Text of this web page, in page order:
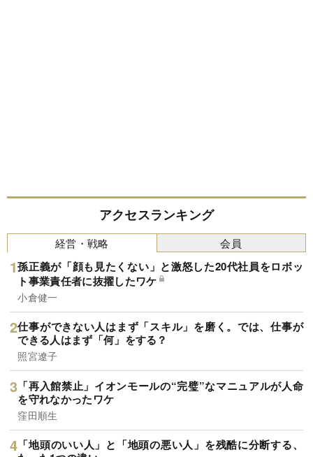
アクセスランキング
経営・戦略
孫正義が「顔も見たくない」と激怒した20代社員をロボッ
ト事業責任者に抜擢したワケ
小倉健一
仕事ができない人はまず「スキル」を磨く。では、仕事が
できる人はまず「何」をする？
照宮遼子
「再入館禁止」イオンモールの“完璧”なマニュアルが人命
を守れなかったワケ
窪田順生
「地頭のいい人」と「地頭の悪い人」を残酷に分断する、
会員